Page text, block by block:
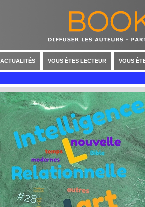
ACTUALITÉS VOUS ÊTES LECTEUR VOUS